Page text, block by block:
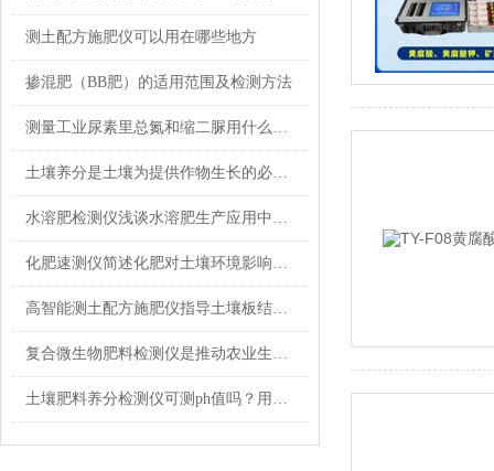
测土配方施肥仪可以用在哪些地方
掺混肥（BB肥）的适用范围及检测方法
测量工业尿素里总氮和缩二脲用什么检测化验设备？
土壤养分是土壤为提供作物生长的必须营养元素
水溶肥检测仪浅谈水溶肥生产应用中存在的几个问题
化肥速测仪简述化肥对土壤环境影响研究分析
高智能测土配方施肥仪指导土壤板结的原因和解决方法
复合微生物肥料检测仪是推动农业生产的重要工具
土壤肥料养分检测仪可测ph值吗？用处大吗？